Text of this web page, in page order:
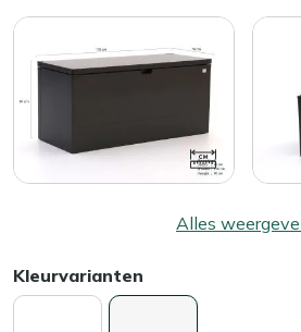
Alles
Kleurvarianten